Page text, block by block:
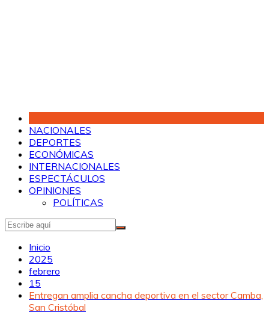
NACIONALES
DEPORTES
ECONÓMICAS
INTERNACIONALES
ESPECTÁCULOS
OPINIONES
POLÍTICAS
Inicio
2025
febrero
15
Entregan amplia cancha deportiva en el sector Camba,
San Cristóbal